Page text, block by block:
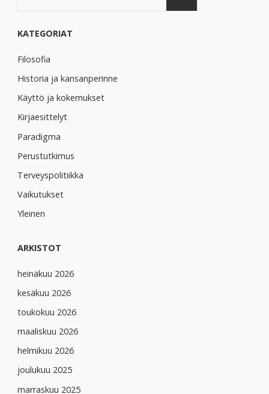
KATEGORIAT
Filosofia
Historia ja kansanperinne
Käyttö ja kokemukset
Kirjaesittelyt
Paradigma
Perustutkimus
Terveyspolitiikka
Vaikutukset
Yleinen
ARKISTOT
heinäkuu 2026
kesäkuu 2026
toukokuu 2026
maaliskuu 2026
helmikuu 2026
joulukuu 2025
marraskuu 2025